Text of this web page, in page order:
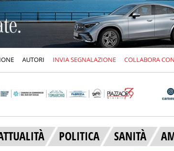
AUTORI INVIA SEGNALAZIONE COLLABORA
POLITICA SANITÀ